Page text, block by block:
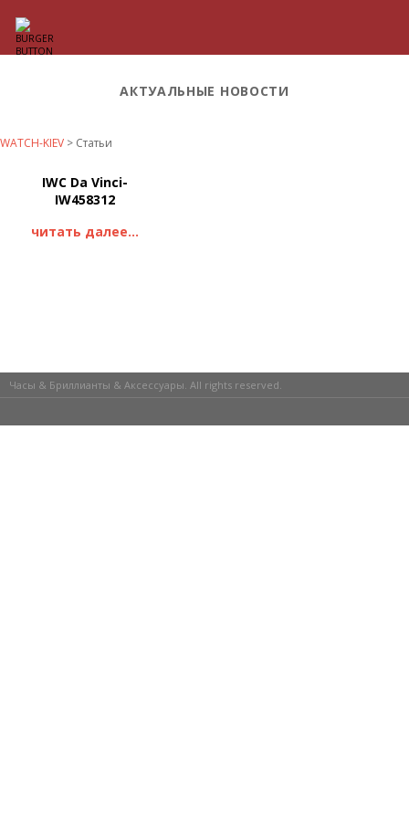
АКТУАЛЬНЫЕ НОВОСТИ
WATCH-KIEV > Статьи
IWC Da Vinci-
IW458312
читать далее...
Часы & Бриллианты & Аксессуары. All rights reserved.